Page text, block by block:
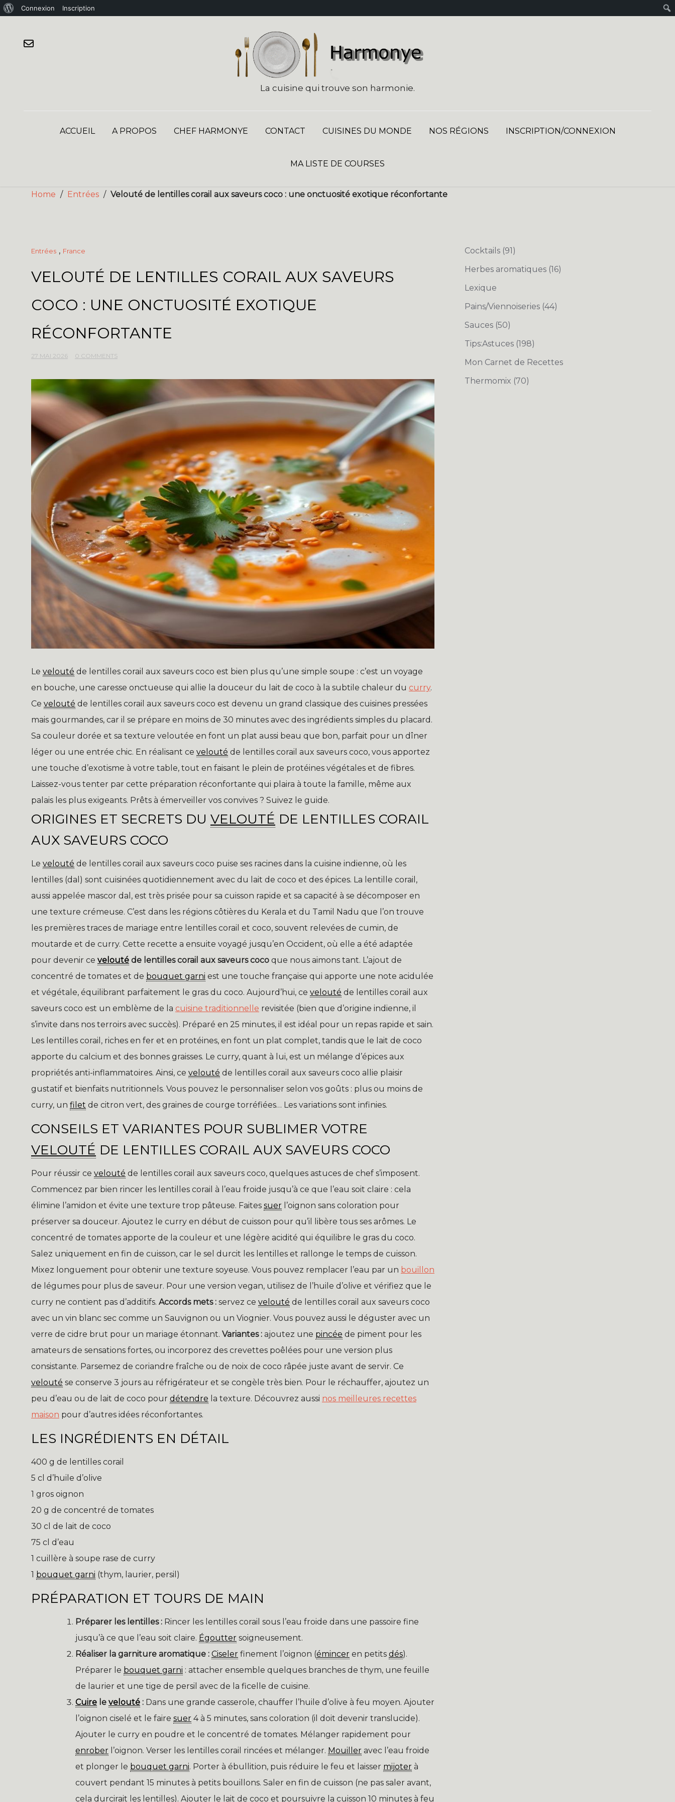
Connexion Inscription
La cuisine qui trouve son harmonie.
ACCUEIL A PROPOS CHEF HARMONYE CONTACT CUISINES DU MONDE NOS RÉGIONS INSCRIPTION/CONNEXION
MA LISTE DE COURSES
Home / Entrées / Velouté de lentilles corail aux saveurs coco : une onctuosité exotique réconfortante
Entrées , France
VELOUTÉ DE LENTILLES CORAIL AUX SAVEURS
COCO : UNE ONCTUOSITÉ EXOTIQUE
RÉCONFORTANTE
27 MAI 2026 0 COMMENTS
Le velouté de lentilles corail aux saveurs coco est bien plus qu’une simple soupe : c’est un voyage
en bouche, une caresse onctueuse qui allie la douceur du lait de coco à la subtile chaleur du curry.
Ce velouté de lentilles corail aux saveurs coco est devenu un grand classique des cuisines pressées
mais gourmandes, car il se prépare en moins de 30 minutes avec des ingrédients simples du placard.
Sa couleur dorée et sa texture veloutée en font un plat aussi beau que bon, parfait pour un dîner
léger ou une entrée chic. En réalisant ce velouté de lentilles corail aux saveurs coco, vous apportez
une touche d’exotisme à votre table, tout en faisant le plein de protéines végétales et de fibres.
Laissez-vous tenter par cette préparation réconfortante qui plaira à toute la famille, même aux
palais les plus exigeants. Prêts à émerveiller vos convives ? Suivez le guide.
ORIGINES ET SECRETS DU VELOUTÉ DE LENTILLES CORAIL
AUX SAVEURS COCO
Le velouté de lentilles corail aux saveurs coco puise ses racines dans la cuisine indienne, où les
lentilles (dal) sont cuisinées quotidiennement avec du lait de coco et des épices. La lentille corail,
aussi appelée mascor dal, est très prisée pour sa cuisson rapide et sa capacité à se décomposer en
une texture crémeuse. C’est dans les régions côtières du Kerala et du Tamil Nadu que l’on trouve
les premières traces de mariage entre lentilles corail et coco, souvent relevées de cumin, de
moutarde et de curry. Cette recette a ensuite voyagé jusqu’en Occident, où elle a été adaptée
pour devenir ce velouté de lentilles corail aux saveurs coco que nous aimons tant. L’ajout de
concentré de tomates et de bouquet garni est une touche française qui apporte une note acidulée
et végétale, équilibrant parfaitement le gras du coco. Aujourd’hui, ce velouté de lentilles corail aux
saveurs coco est un emblème de la cuisine traditionnelle revisitée (bien que d’origine indienne, il
s’invite dans nos terroirs avec succès). Préparé en 25 minutes, il est idéal pour un repas rapide et sain.
Les lentilles corail, riches en fer et en protéines, en font un plat complet, tandis que le lait de coco
apporte du calcium et des bonnes graisses. Le curry, quant à lui, est un mélange d’épices aux
propriétés anti-inflammatoires. Ainsi, ce velouté de lentilles corail aux saveurs coco allie plaisir
gustatif et bienfaits nutritionnels. Vous pouvez le personnaliser selon vos goûts : plus ou moins de
curry, un filet de citron vert, des graines de courge torréfiées… Les variations sont infinies.
CONSEILS ET VARIANTES POUR SUBLIMER VOTRE
VELOUTÉ DE LENTILLES CORAIL AUX SAVEURS COCO
Pour réussir ce velouté de lentilles corail aux saveurs coco, quelques astuces de chef s’imposent.
Commencez par bien rincer les lentilles corail à l’eau froide jusqu’à ce que l’eau soit claire : cela
élimine l’amidon et évite une texture trop pâteuse. Faites suer l’oignon sans coloration pour
préserver sa douceur. Ajoutez le curry en début de cuisson pour qu’il libère tous ses arômes. Le
concentré de tomates apporte de la couleur et une légère acidité qui équilibre le gras du coco.
Salez uniquement en fin de cuisson, car le sel durcit les lentilles et rallonge le temps de cuisson.
Mixez longuement pour obtenir une texture soyeuse. Vous pouvez remplacer l’eau par un bouillon
de légumes pour plus de saveur. Pour une version vegan, utilisez de l’huile d’olive et vérifiez que le
curry ne contient pas d’additifs. Accords mets : servez ce velouté de lentilles corail aux saveurs coco
avec un vin blanc sec comme un Sauvignon ou un Viognier. Vous pouvez aussi le déguster avec un
verre de cidre brut pour un mariage étonnant. Variantes : ajoutez une pincée de piment pour les
amateurs de sensations fortes, ou incorporez des crevettes poêlées pour une version plus
consistante. Parsemez de coriandre fraîche ou de noix de coco râpée juste avant de servir. Ce
velouté se conserve 3 jours au réfrigérateur et se congèle très bien. Pour le réchauffer, ajoutez un
peu d’eau ou de lait de coco pour détendre la texture. Découvrez aussi nos meilleures recettes
maison pour d’autres idées réconfortantes.
LES INGRÉDIENTS EN DÉTAIL
400 g de lentilles corail
5 cl d’huile d’olive
1 gros oignon
20 g de concentré de tomates
30 cl de lait de coco
75 cl d’eau
1 cuillère à soupe rase de curry
1 bouquet garni (thym, laurier, persil)
PRÉPARATION ET TOURS DE MAIN
Préparer les lentilles : Rincer les lentilles corail sous l’eau froide dans une passoire fine
jusqu’à ce que l’eau soit claire. Égoutter soigneusement.
Réaliser la garniture aromatique : Ciseler finement l’oignon (émincer en petits dés).
Préparer le bouquet garni : attacher ensemble quelques branches de thym, une feuille
de laurier et une tige de persil avec de la ficelle de cuisine.
Cuire le velouté : Dans une grande casserole, chauffer l’huile d’olive à feu moyen. Ajouter
l’oignon ciselé et le faire suer 4 à 5 minutes, sans coloration (il doit devenir translucide).
Ajouter le curry en poudre et le concentré de tomates. Mélanger rapidement pour
enrober l’oignon. Verser les lentilles corail rincées et mélanger. Mouiller avec l’eau froide
et plonger le bouquet garni. Porter à ébullition, puis réduire le feu et laisser mijoter à
couvert pendant 15 minutes à petits bouillons. Saler en fin de cuisson (ne pas saler avant,
cela durcirait les lentilles). Ajouter le lait de coco et poursuivre la cuisson 10 minutes à feu
Cocktails (91)
Herbes aromatiques (16)
Lexique
Pains/Viennoiseries (44)
Sauces (50)
Tips:Astuces (198)
Mon Carnet de Recettes
Thermomix (70)